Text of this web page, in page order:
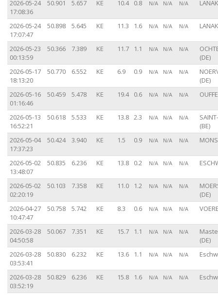
2026-05-24
17:08:36
50.901 5.657 KE 10.4 0.8 N/A N/A N/A
2026-05-24
17:07:47
50.898 5.645 KE 11.3 1.6 N/A N/A N/A
2026-05-23
00:13:59
50.366 7.389 KE 11.7 1.1 N/A N/A N/A
(DE)
2026-05-17
18:13:20
50.770 6.552 KE 6.9 0.9 N/A N/A N/A
(DE)
2026-05-16
01:16:46
50.459 5.478 KE 19.4 0.6 N/A N/A N/A
2026-05-13
16:52:21
50.618 5.533 KE 13.8 2.3 N/A N/A N/A
(BE)
2026-05-04
17:37:23
50.424 3.940 KE 1.5 0.9 N/A N/A N/A
2026-05-02
13:48:07
50.835 6.236 KE 13.8 0.2 N/A N/A N/A
2026-05-02
02:20:19
50.103 7.358 KE 11.0 1.2 N/A N/A N/A
(DE)
2026-04-27
10:47:47
50.758 5.742 KE 8.3 0.6 N/A N/A N/A
2026-03-28
04:50:58
50.067 7.351 KE 15.7 1.1 N/A N/A N/A
(DE)
2026-03-28
03:53:41
50.830 6.232 KE 13.6 1.1 N/A N/A N/A
2026-03-28
03:52:19
50.829 6.236 KE 15.8 1.6 N/A N/A N/A